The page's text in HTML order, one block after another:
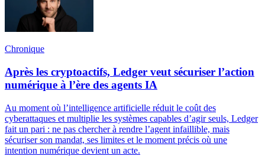
Chronique
Après les cryptoactifs, Ledger veut sécuriser l’action
numérique à l’ère des agents IA
Au moment où l’intelligence artificielle réduit le coût des
cyberattaques et multiplie les systèmes capables d’agir seuls, Ledger
fait un pari : ne pas chercher à rendre l’agent infaillible, mais
sécuriser son mandat, ses limites et le moment précis où une
intention numérique devient un acte.